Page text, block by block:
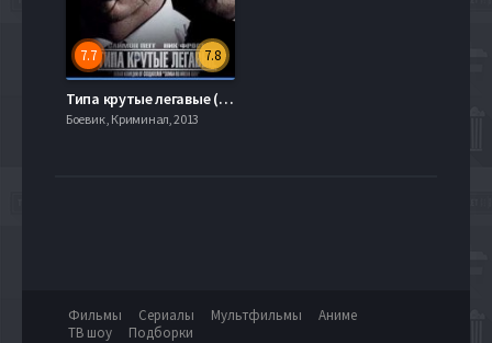
7.8
7.7
Типа крутые легавые (2007)
Боевик , Криминал, 2013
Фильмы Сериалы Мультфильмы
Аниме
ТВ шоу
Подборки